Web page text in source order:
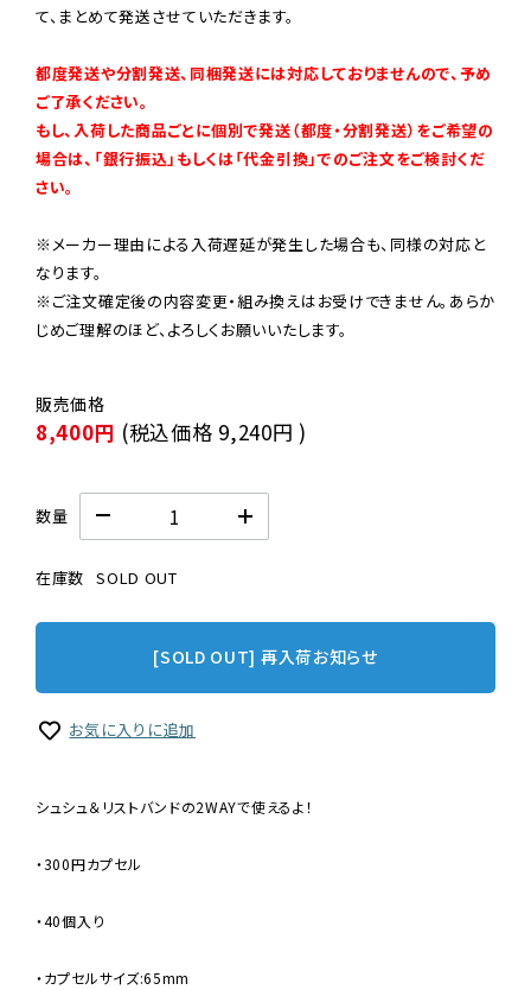
て、まとめて発送させていただきます。
都度発送や分割発送、同梱発送には対応しておりませんので、予め
ご了承ください。
もし、入荷した商品ごとに個別で発送（都度・分割発送）をご希望の
場合は、「銀行振込」もしくは「代金引換」でのご注文をご検討くだ
さい。
※メーカー理由による入荷遅延が発生した場合も、同様の対応と
なります。
※ご注文確定後の内容変更・組み換えはお受けできません。あらか
じめご理解のほど、よろしくお願いいたします。
8,400円 (税込価格 9,240円 )
数量
在庫数 SOLD OUT
[SOLD OUT] 再入荷お知らせ
お気に入りに追加
シュシュ＆リストバンドの2WAYで使えるよ！
・300円カプセル
・40個入り
・カプセルサイズ:65mm